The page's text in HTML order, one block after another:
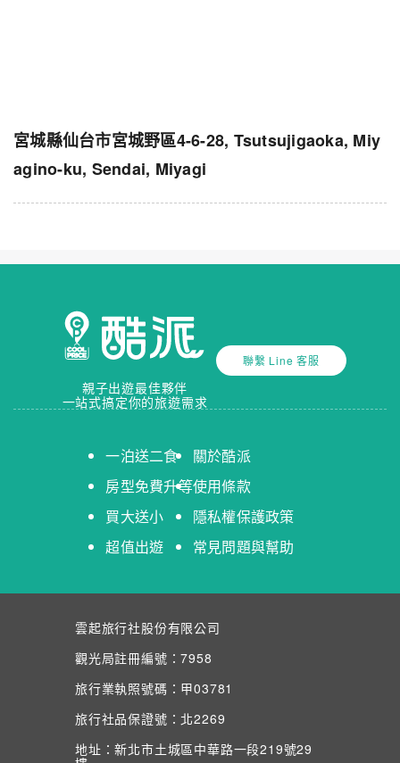
宮城縣仙台市宮城野區4-6-28, Tsutsujigaoka, Miy
agino-ku, Sendai, Miyagi
親子出遊最佳夥伴
一站式搞定你的旅遊需求
聯繫 Line 客服
一泊送二食
房型免費升等
買大送小
超值出遊
關於酷派
使用條款
隱私權保護政策
常見問題與幫助
雲起旅行社股份有限公司
觀光局註冊編號：7958
旅行業執照號碼：甲03781
旅行社品保證號：北2269
地址：新北市土城區中華路一段219號29